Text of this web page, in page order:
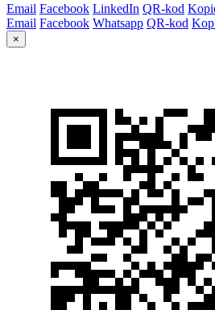
Email Facebook LinkedIn QR-kod
Email Facebook Whatsapp QR-kod
×